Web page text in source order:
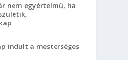
nem egyértelmű, ha
indult a mesterséges